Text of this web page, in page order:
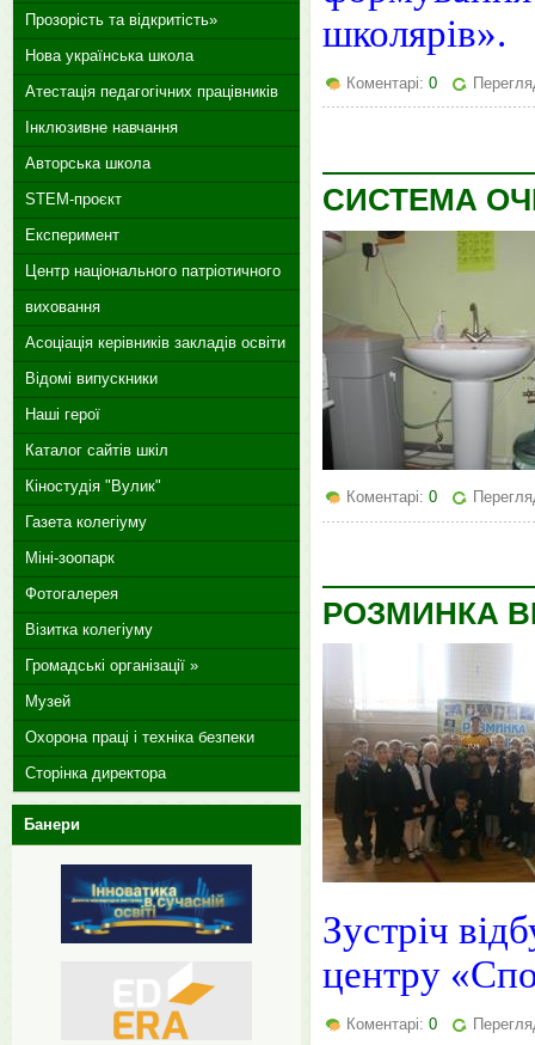
школярів».
Коментарі: 0
СИСТЕМА
Коментарі: 0
РОЗМИНКА
Зустріч
центру
Коментарі: 0
Прозорість та відкритість»
Нова українська школа
Атестація педагогічних працівників
Інклюзивне навчання
Авторська школа
STEM-проєкт
Експеримент
Центр національного патріотичного
виховання
Асоціація керівників закладів освіти
Відомі випускники
Наші герої
Каталог сайтів шкіл
Кіностудія "Вулик"
Газета колегіуму
Міні-зоопарк
Фотогалерея
Візитка колегіуму
Громадські організації »
Музей
Охорона праці і техніка безпеки
Сторінка директора
Банери